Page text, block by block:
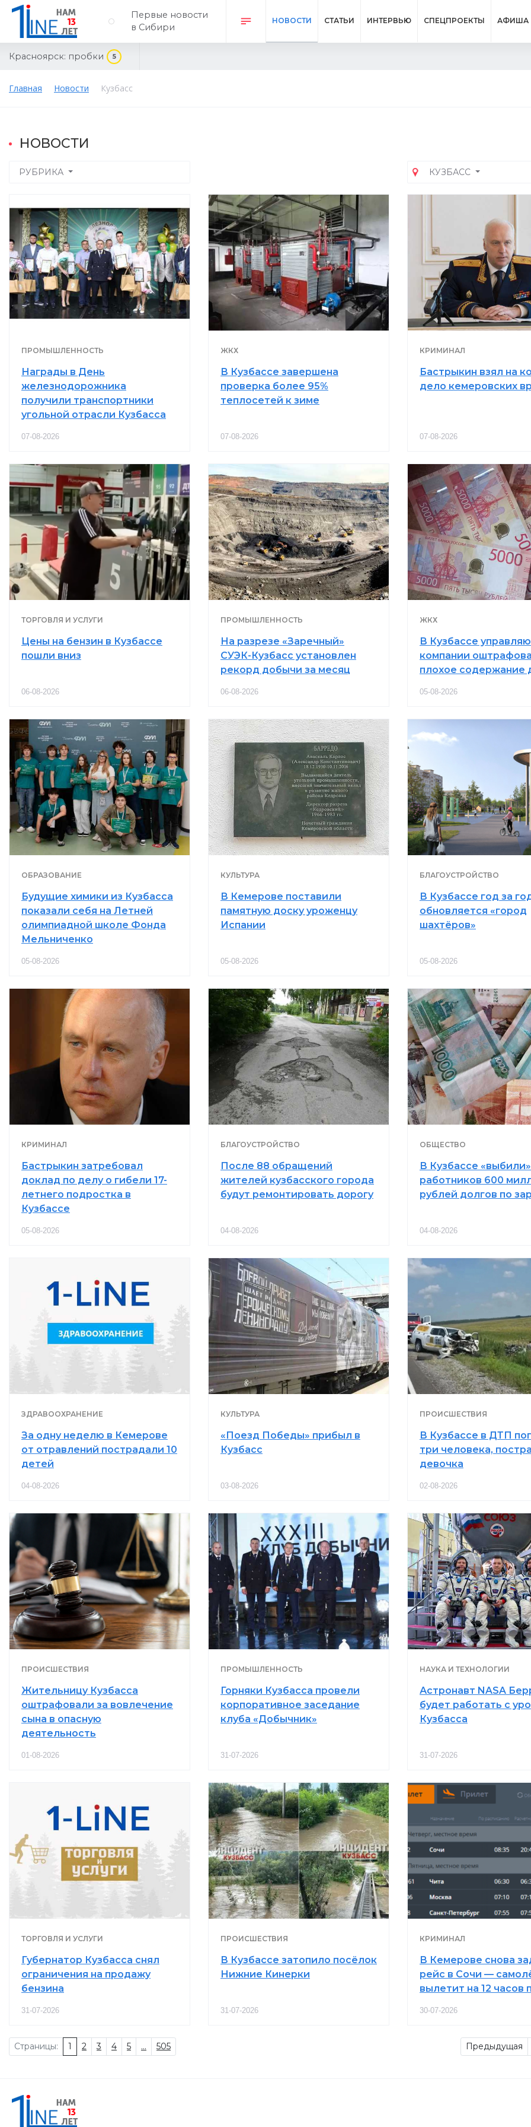
Первые новости
в Сибири
НОВОСТИ СТАТЬИ ИНТЕРВЬЮ СПЕЦПРОЕКТЫ АФИША
Красноярск: пробки 5
Главная Новости Кузбасс
НОВОСТИ
РУБРИКА КУЗБАСС
ПРОМЫШЛЕННОСТЬ
Награды в День
железнодорожника
получили транспортники
угольной отрасли Кузбасса
07-08-2026
ЖКХ
В Кузбассе завершена
проверка более 95%
теплосетей к зиме
07-08-2026
КРИМИНАЛ
Бастрыкин взял на
дело кемеровских
07-08-2026
ТОРГОВЛЯ И УСЛУГИ
Цены на бензин в Кузбассе
пошли вниз
06-08-2026
ПРОМЫШЛЕННОСТЬ
На разрезе «Заречный»
СУЭК-Кузбасс установлен
рекорд добычи за месяц
06-08-2026
ЖКХ
В Кузбассе
компании
плохое содержание
05-08-2026
ОБРАЗОВАНИЕ
Будущие химики из Кузбасса
показали себя на Летней
олимпиадной школе Фонда
Мельниченко
05-08-2026
КУЛЬТУРА
В Кемерове поставили
памятную доску уроженцу
Испании
05-08-2026
БЛАГОУСТРОЙСТВО
В Кузбассе год за
обновляется «город
шахтёров»
05-08-2026
КРИМИНАЛ
Бастрыкин затребовал
доклад по делу о гибели 17-
летнего подростка в
Кузбассе
05-08-2026
БЛАГОУСТРОЙСТВО
После 88 обращений
жителей кузбасского города
будут ремонтировать дорогу
04-08-2026
ОБЩЕСТВО
В Кузбассе
работников 600
рублей долгов по
04-08-2026
ЗДРАВООХРАНЕНИЕ
За одну неделю в Кемерове
от отравлений пострадали 10
детей
04-08-2026
КУЛЬТУРА
«Поезд Победы» прибыл в
Кузбасс
03-08-2026
ПРОИСШЕСТВИЯ
В Кузбассе в ДТП
три человека,
девочка
02-08-2026
ПРОИСШЕСТВИЯ
Жительницу Кузбасса
оштрафовали за вовлечение
сына в опасную
деятельность
01-08-2026
ПРОМЫШЛЕННОСТЬ
Горняки Кузбасса провели
корпоративное заседание
клуба «Добычник»
31-07-2026
НАУКА И ТЕХНОЛОГИИ
Астронавт NASA
будет работать с
Кузбасса
31-07-2026
ТОРГОВЛЯ И УСЛУГИ
Губернатор Кузбасса снял
ограничения на продажу
бензина
31-07-2026
ПРОИСШЕСТВИЯ
В Кузбассе затопило посёлок
Нижние Кинерки
31-07-2026
КРИМИНАЛ
В Кемерове снова
рейс в Сочи —
вылетит на 12 часов
30-07-2026
Страницы: 1 2 3 4 5 ... 505 Предыдущая